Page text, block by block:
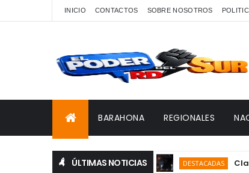
INICIO CONTACTOS SOBRE NOSOTROS
BARAHONA REGIONALES
ÚLTIMAS NOTICIAS DESTACADAS Clausuran